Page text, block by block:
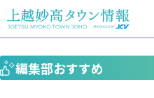
編集部おすすめ